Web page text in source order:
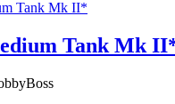
Tank Mk